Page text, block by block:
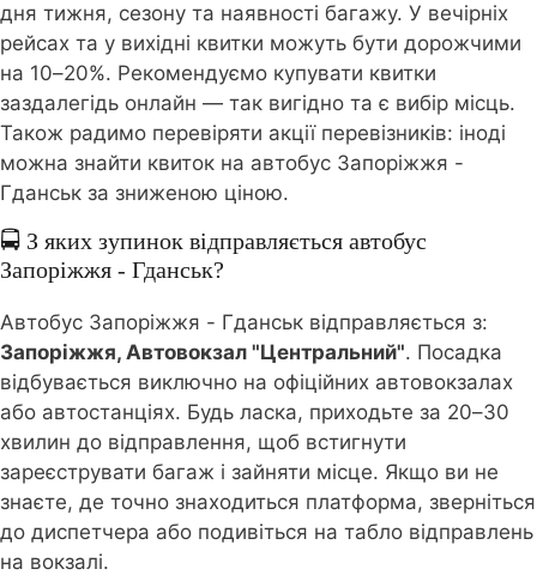
дня тижня, сезону та наявності багажу. У вечірніх
рейсах та у вихідні квитки можуть бути дорожчими
на 10–20%. Рекомендуємо купувати квитки
заздалегідь онлайн — так вигідно та є вибір місць.
Також радимо перевіряти акції перевізників: іноді
можна знайти квиток на автобус Запоріжжя -
Гданськ за зниженою ціною.
🚍 З яких зупинок відправляється автобус
Запоріжжя - Гданськ?
Автобус Запоріжжя - Гданськ відправляється з:
Запоріжжя, Автовокзал "Центральний". Посадка
відбувається виключно на офіційних автовокзалах
або автостанціях. Будь ласка, приходьте за 20–30
хвилин до відправлення, щоб встигнути
зареєструвати багаж і зайняти місце. Якщо ви не
знаєте, де точно знаходиться платформа, зверніться
до диспетчера або подивіться на табло відправлень
на вокзалі.